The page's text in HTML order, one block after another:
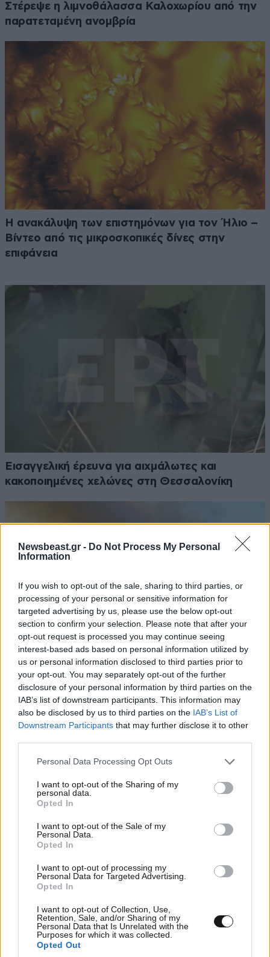
Newsbeast.gr - Do Not Process My Personal
Information
If you wish to opt-out of the sale, sharing to third parties, or
processing of your personal or sensitive information for
targeted advertising by us, please use the below opt-out
section to confirm your selection. Please note that after your
opt-out request is processed you may continue seeing
interest-based ads based on personal information utilized by
us or personal information disclosed to third parties prior to
your opt-out. You may separately opt-out of the further
disclosure of your personal information by third parties on the
IAB’s list of downstream participants. This information may
also be disclosed by us to third parties on the IAB’s List of
Downstream Participants that may further disclose it to other
Please note that this website/app uses one or more Google
not limited to your visit or usage behaviour. You may click to
grant or deny consent to Google and its third-party tags to
use your data for below specified purposes in below Google
consent section.
Personal Data Processing Opt Outs
I want to opt-out of the Sharing of my
personal data.
Opted In
I want to opt-out of the Sale of my
Personal Data.
Opted In
I want to opt-out of processing my
Personal Data for Targeted Advertising.
Opted In
I want to opt-out of Collection, Use,
Retention, Sale, and/or Sharing of my
Personal Data that Is Unrelated with the
Purposes for which it was collected.
Opted Out
Στέρεψε η λιμνοθάλασσα Καλοχωρίου από την
παρατεταμένη ανομβρία
Η ανακάλυψη των επιστημόνων για τον Ήλιο –
Βίντεο από τις μικροσκοπικές δίνες στην
επιφάνεια
Εισαγγελική έρευνα για αιχμάλωτες και
κακοποιημένες χελώνες στη Θεσσαλονίκη
Προειδοποίηση από τον Ευθύμη Λέκκα: «Η
φωτιά μπορεί να καίει υπόγεια για μήνες»
και μάθετε πρώτοι όλες τις ειδήσεις